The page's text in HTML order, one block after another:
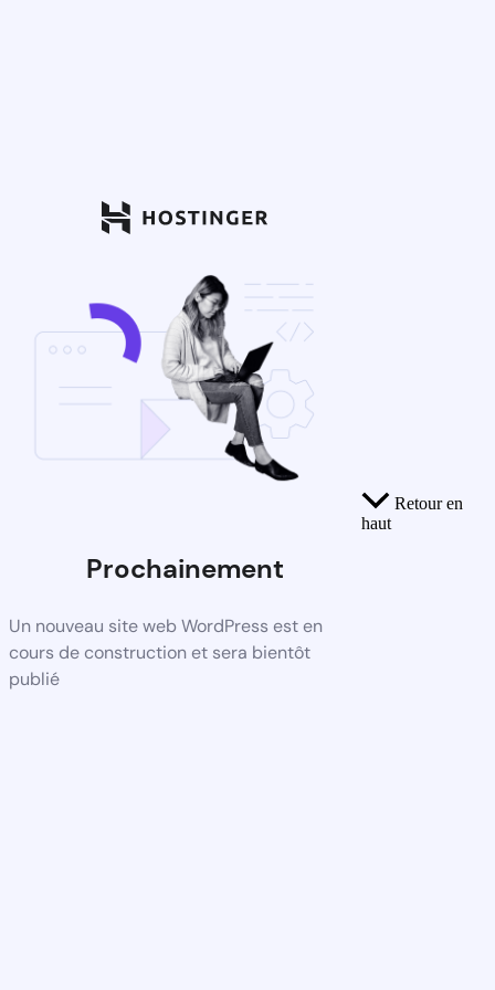
Prochainement
Un nouveau site web WordPress est en
cours de construction et sera bientôt
publié
Retour en
haut